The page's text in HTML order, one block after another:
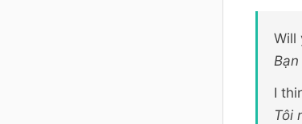
Will
I
Tôi